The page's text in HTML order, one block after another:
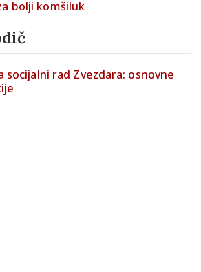
socijalni rad Zvezdara: osnovne